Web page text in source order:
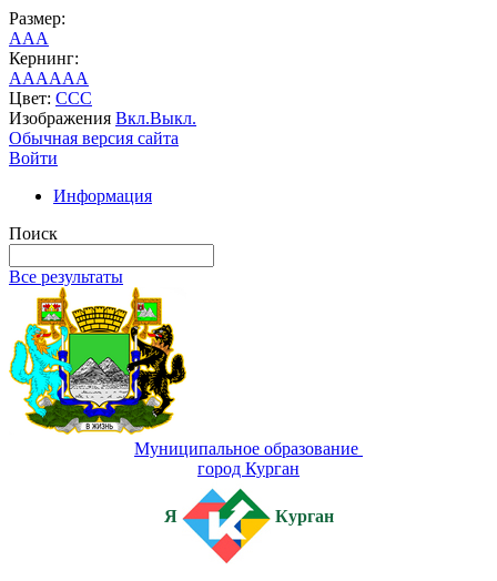
Размер:
AAA
Кернинг:
AAAAAA
Цвет: CCC
Изображения Вкл.Выкл.
Обычная версия сайта
Войти
Информация
Поиск
Все результаты
Муниципальное образование
город Курган
Я Курган